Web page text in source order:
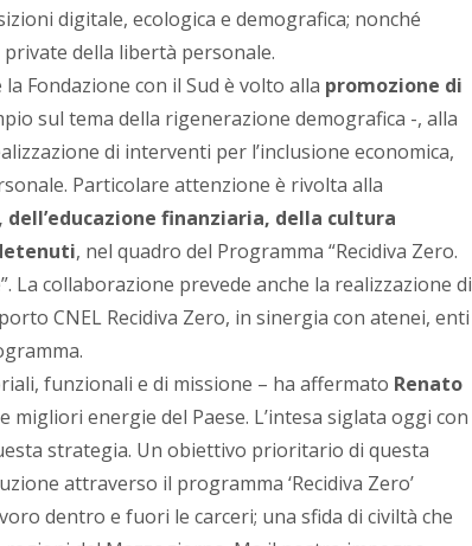
digitale, ecologica e demografica; nonché
private della libertà personale.
Fondazione con il Sud è volto alla promozione di
sul tema della rigenerazione demografica -, alla
di interventi per l’inclusione economica,
Particolare attenzione è rivolta alla
finanziaria, della cultura
, nel quadro del Programma “Recidiva Zero.
La collaborazione prevede anche la realizzazione di
CNEL Recidiva Zero, in sinergia con atenei, enti
funzionali e di missione – ha affermato Renato
migliori energie del Paese. L’intesa siglata oggi con
strategia. Un obiettivo prioritario di questa
attraverso il programma ‘Recidiva Zero’
dentro e fuori le carceri; una sfida di civiltà che